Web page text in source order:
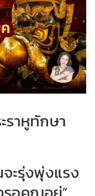
ราหูทักษา
ะรุ่งพุ่งแรง